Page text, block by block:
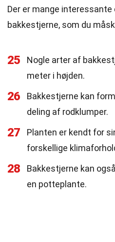
Der er mange
bakkestjerne, som du
25
Nogle arter af
meter i højden.
26
Bakkestjerne kan
deling af rodklumper.
27
Planten er kendt for
forskellige
28
Bakkestjerne kan
en potteplante.